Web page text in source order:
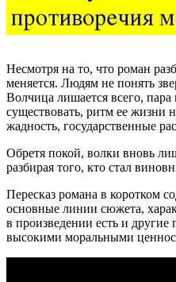
Несмотря на то, что роман
меняется. Людям не понять
Волчица лишается всего,
существовать, ритм ее жизни
жадность, государственные
Обретя покой, волки вновь
разбирая того, кто стал
Пересказ романа в коротком
основные линии сюжета,
в произведении есть и
высокими моральными